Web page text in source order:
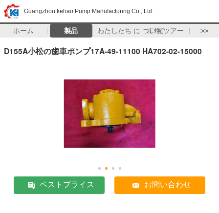
Guangzhou kehao Pump Manufacturing Co., Ltd.
ホーム 製品 わたしたち に つい て工場 ツアー >>
D155A小松の歯車ポンプ17A-49-11100 HA702-02-15000
ベストプライス お問い合わせ